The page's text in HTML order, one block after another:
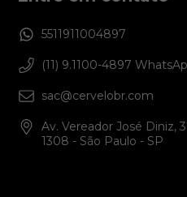
5511911004897
(11) 9.1100-4897
sac@cervelobr.com
Av. Vereador José Diniz,
1308 - São Paulo - SP